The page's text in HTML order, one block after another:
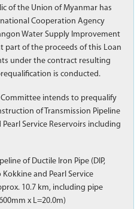
of the Union of Myanmar has
Cooperation Agency
Water Supply Improvement
part of the proceeds of this Loan
under the contract resulting
is conducted.
intends to prequalify
of Transmission Pipeline
Service Reservoirs including
of Ductile Iron Pipe (DIP,
and Pearl Service
10.7 km, including pipe
x L=20.0m)